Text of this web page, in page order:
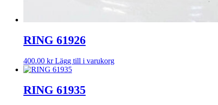
RING 61926
400.00 kr Lägg till i varukorg
RING 61935